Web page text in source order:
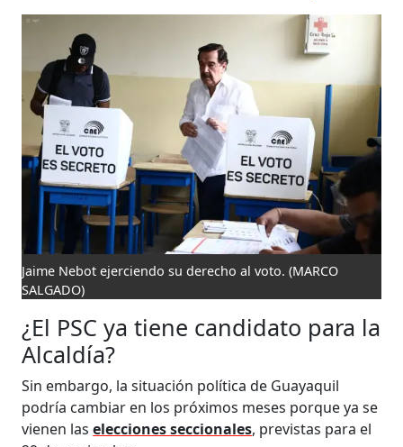
Jaime Nebot ejerciendo su derecho al voto. (MARCO
SALGADO)
¿El PSC ya tiene candidato para la
Alcaldía?
Sin embargo, la situación política de Guayaquil
podría cambiar en los próximos meses porque ya se
vienen laselecciones seccionales, previstas para el